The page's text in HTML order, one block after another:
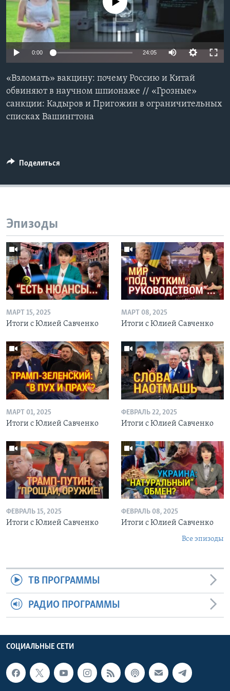
Learning English
Языки
No media source currently available
0:00 24:05
«Взломать» вакцину: почему Россию и Китай
обвиняют в научном шпионаже // «Грозные»
санкции: Кадыров и Пригожин в ограничительных
списках Вашингтона
Поделиться
Эпизоды
МАРТ 15, 2025
Итоги с Юлией Савченко
МАРТ 08, 2025
Итоги с Юлией Савченко
МАРТ 01, 2025
Итоги с Юлией Савченко
ФЕВРАЛЬ 22, 2025
Итоги с Юлией Савченко
ФЕВРАЛЬ 15, 2025
Итоги с Юлией Савченко
ФЕВРАЛЬ 08, 2025
Итоги с Юлией Савченко
Все эпизоды
ТВ ПРОГРАММЫ
РАДИО ПРОГРАММЫ
СОЦИАЛЬНЫЕ СЕТИ